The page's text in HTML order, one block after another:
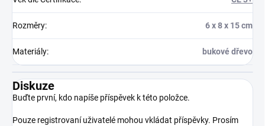
Rozměry: 6 x 8 x 15 cm
Materiály: bukové dřevo
Diskuze
Buďte první, kdo napíše příspěvek k této položce.
Pouze registrovaní uživatelé mohou vkládat příspěvky. Prosím